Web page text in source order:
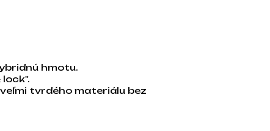
hmotu.
tvrdého materiálu bez